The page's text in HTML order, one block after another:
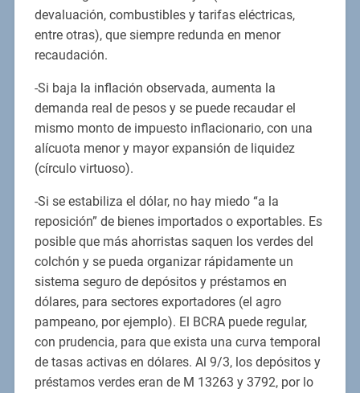
devaluación, combustibles y tarifas eléctricas,
entre otras), que siempre redunda en menor
recaudación.
-Si baja la inflación observada, aumenta la
demanda real de pesos y se puede recaudar el
mismo monto de impuesto inflacionario, con una
alícuota menor y mayor expansión de liquidez
(círculo virtuoso).
-Si se estabiliza el dólar, no hay miedo “a la
reposición” de bienes importados o exportables. Es
posible que más ahorristas saquen los verdes del
colchón y se pueda organizar rápidamente un
sistema seguro de depósitos y préstamos en
dólares, para sectores exportadores (el agro
pampeano, por ejemplo). El BCRA puede regular,
con prudencia, para que exista una curva temporal
de tasas activas en dólares. Al 9/3, los depósitos y
préstamos verdes eran de M 13263 y 3792, por lo